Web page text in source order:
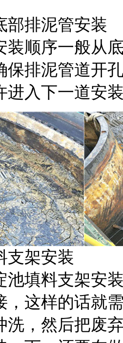
部排泥管安装
装顺序一般从
保排泥管道开
进入下一道安
支架安装
池填料支架安
，这样的话就
洗，然后把废